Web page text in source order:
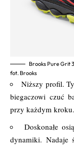
Brooks Pure Grit
fot. Brooks
Niższy profil.
biegaczowi czuć
przy każdym kroku.
Doskonałe
dynamiki. Nadaje